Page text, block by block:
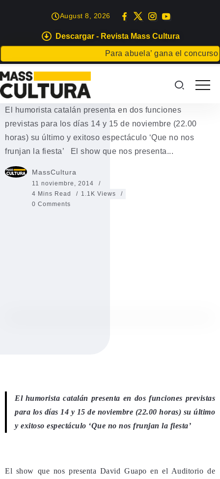
Descargar - Revista Mass Cultura
Para abuela’ gana el concurso
August 8, 2026
TEATRO
David Guapo se propone que
nadie “frunja la fiesta”
El humorista catalán presenta en dos funciones
previstas para los días 14 y 15 de noviembre (22.00
horas) su último y exitoso espectáculo ‘Que no nos
frunjan la fiesta’ El show que nos presenta...
MassCultura
11 noviembre, 2014
4 Mins Read
1.1K Views
0 Comments
El humorista catalán presenta en dos funciones previstas
para los días 14 y 15 de noviembre (22.00 horas) su último
y exitoso espectáculo ‘Que no nos frunjan la fiesta’
El show que nos presenta David Guapo en el Auditorio de